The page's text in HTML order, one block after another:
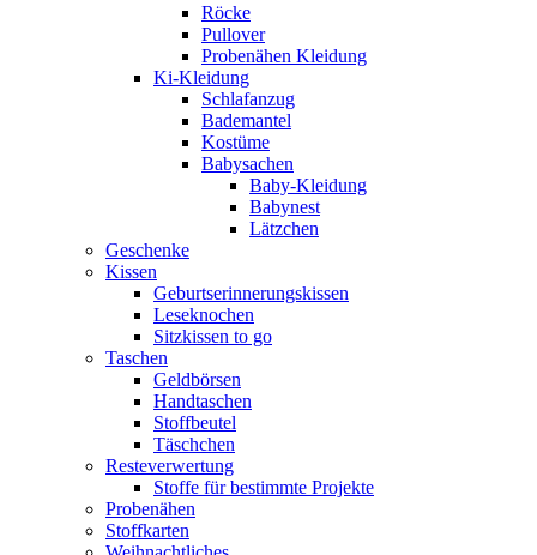
Röcke
Pullover
Probenähen Kleidung
Ki-Kleidung
Schlafanzug
Bademantel
Kostüme
Babysachen
Baby-Kleidung
Babynest
Lätzchen
Geschenke
Kissen
Geburtserinnerungskissen
Leseknochen
Sitzkissen to go
Taschen
Geldbörsen
Handtaschen
Stoffbeutel
Täschchen
Resteverwertung
Stoffe für bestimmte Projekte
Probenähen
Stoffkarten